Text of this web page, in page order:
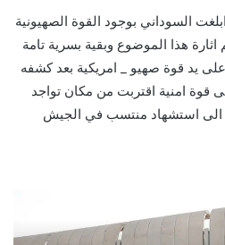
السوداني بوجود القوة الصهيونية
اثارة هذا الموضوع وبقية بسرية تامة
يد قوة صهيو _ امريكية بعد كشفه
قوة امنية اقتربت من مكان تواجد
الى استشهاد منتسب في الجيش